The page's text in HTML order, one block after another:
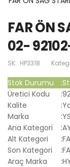
FAR ÖN
02-
SK: HP3318
Stok Durumu :
Üretici Kodu
:
Kalite
:
Marka
:YS
Ana Kategori
:
Alt Kategori
:
Son Kategori
:
Araç Marka
: